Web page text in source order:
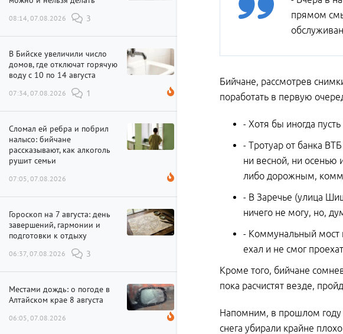
08:14, 07.08.2026 3
В Бийске увеличили число
домов, где отключат горячую
воду с 10 по 14 августа
07:34, 07.08.2026 1
Сломал ей ребра и побрил
налысо: бийчане
рассказывают, как алкоголь
рушит семьи
07:05, 07.08.2026
Гороскоп на 7 августа: день
завершений, гармонии и
подготовки к отдыху
06:37, 07.08.2026 3
Местами дождь: о погоде в
Алтайском крае 8 августа
06:05, 07.08.2026
прямом
Бийчане, рассмотрев
поработать в первую
- Хотя бы иногда
- Тротуар от банка
ни весной, ни осенью
либо дорожным,
- В Заречье (улица
ничего не могу, но,
- Коммунальный мост
ехал и не смог
Кроме того, бийчане
пока расчистят везде,
Напомним, в прошлом году
снега убирали крайне